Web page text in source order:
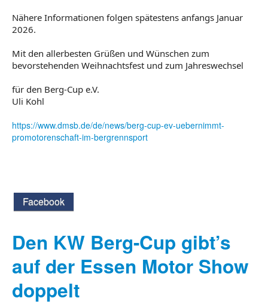
Nähere Informationen folgen spätestens anfangs Januar
2026.
Mit den allerbesten Grüßen und Wünschen zum
bevorstehenden Weihnachtsfest und zum Jahreswechsel
für den Berg-Cup e.V.
Uli Kohl
https://www.dmsb.de/de/news/berg-cup-ev-uebernimmt-
promotorenschaft-im-bergrennsport
Facebook
Den KW Berg-Cup gibt’s
auf der Essen Motor Show
doppelt